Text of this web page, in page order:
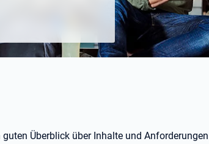
Überblick über Inhalte und Anforderungen